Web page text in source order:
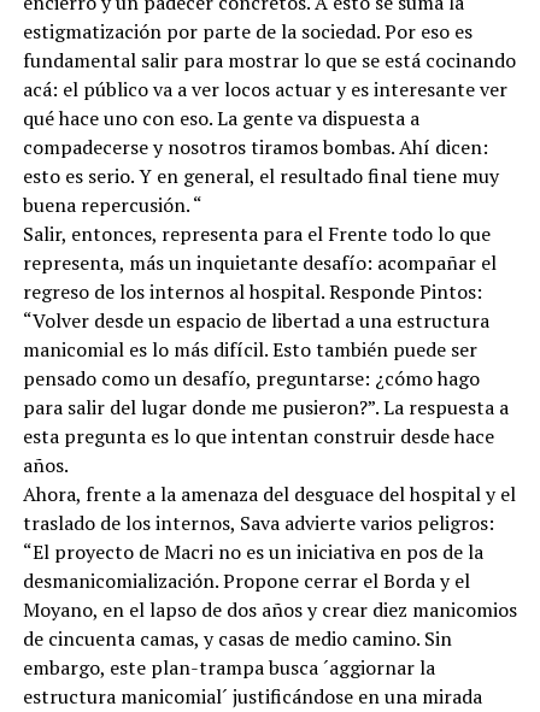
estigmatización por parte de la sociedad. Por eso es
fundamental salir para mostrar lo que se está cocinando
acá: el público va a ver locos actuar y es interesante ver
qué hace uno con eso. La gente va dispuesta a
compadecerse y nosotros tiramos bombas. Ahí dicen:
esto es serio. Y en general, el resultado final tiene muy
buena repercusión. “
Salir, entonces, representa para el Frente todo lo que
representa, más un inquietante desafío: acompañar el
regreso de los internos al hospital. Responde Pintos:
“Volver desde un espacio de libertad a una estructura
manicomial es lo más difícil. Esto también puede ser
pensado como un desafío, preguntarse: ¿cómo hago
para salir del lugar donde me pusieron?”. La respuesta a
esta pregunta es lo que intentan construir desde hace
años.
Ahora, frente a la amenaza del desguace del hospital y el
traslado de los internos, Sava advierte varios peligros:
“El proyecto de Macri no es un iniciativa en pos de la
desmanicomialización. Propone cerrar el Borda y el
Moyano, en el lapso de dos años y crear diez manicomios
de cincuenta camas, y casas de medio camino. Sin
embargo, este plan-trampa busca ´aggiornar la
estructura manicomial´ justificándose en una mirada